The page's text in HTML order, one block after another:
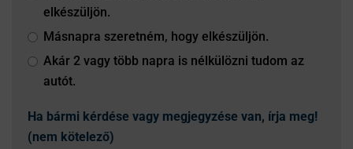
elkészüljön.
Másnapra szeretném, hogy elkészüljön.
Akár 2 vagy több napra is nélkülözni tudom az
autót.
Ha bármi kérdése vagy megjegyzése van, írja meg!
(nem kötelező)